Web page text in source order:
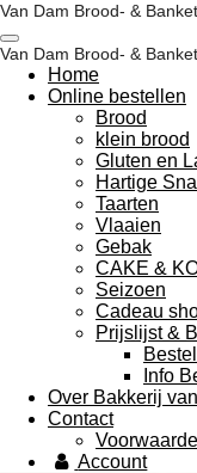
Ga
direct
naar
de
hoofdinhoud
Van Dam Brood- &
Van Dam Brood- &
Home
Online bestellen
Brood
klein brood
Gluten en
Hartige
Taarten
Vlaaien
Gebak
CAKE &
Seizoen
Cadeau
Prijslijst &
Info
Over Bakkerij
Contact
Account